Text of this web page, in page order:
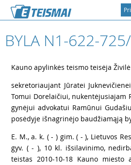
BYLA N1-622-
Kauno apylinkės teismo teisėja
sekretoriaujant Jūratei
Tomui Dorelaičiui, nukentėjusiajam
gynėjui advokatui Ramūnui
posėdyje išnagrinėjo baudžiamąją
E. M., a. k. ( - ) gim. ( - ), Lietuvos
gyv. ( - ), 10 kl. išsilavinimo,
teistas 2010-10-18 Kauno miesto